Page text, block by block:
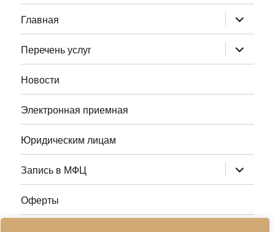
Главная раскрыть
дочернее
меню
Перечень услуг
раскрыть
дочернее
меню
Новости
Электронная приемная
Юридическим лицам
Запись в МФЦ раскрыть
дочернее
меню
Оферты